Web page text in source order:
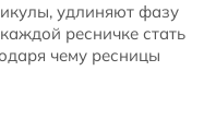
удлиняют фазу
ресничке стать
чему ресницы